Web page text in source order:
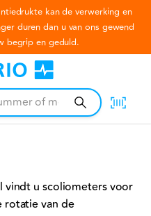
kan de verwerking en
duren dan u van ons gewend
begrip en geduld.
vindt u scoliometers voor
rotatie van de